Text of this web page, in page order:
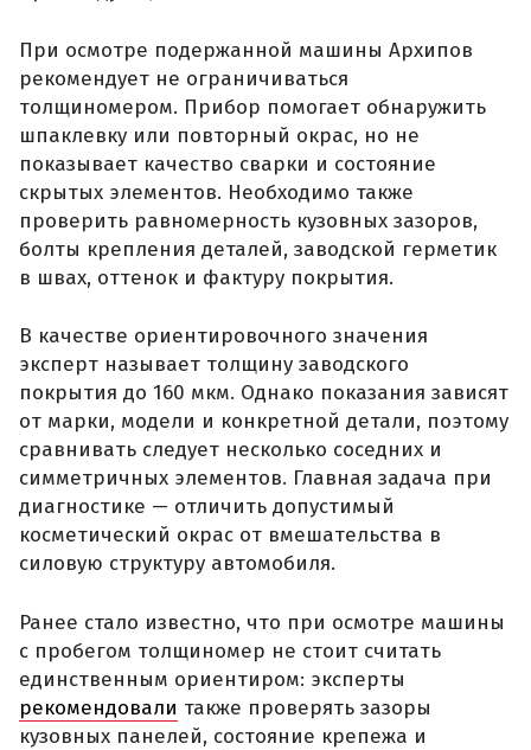
При осмотре подержанной машины Архипов
рекомендует не ограничиваться
толщиномером. Прибор помогает обнаружить
шпаклевку или повторный окрас, но не
показывает качество сварки и состояние
скрытых элементов. Необходимо также
проверить равномерность кузовных зазоров,
болты крепления деталей, заводской герметик
в швах, оттенок и фактуру покрытия.
В качестве ориентировочного значения
эксперт называет толщину заводского
покрытия до 160 мкм. Однако показания зависят
от марки, модели и конкретной детали, поэтому
сравнивать следует несколько соседних и
симметричных элементов. Главная задача при
диагностике — отличить допустимый
косметический окрас от вмешательства в
силовую структуру автомобиля.
Ранее стало известно, что при осмотре машины
с пробегом толщиномер не стоит считать
единственным ориентиром: эксперты
рекомендовали также проверять зазоры
кузовных панелей, состояние крепежа и